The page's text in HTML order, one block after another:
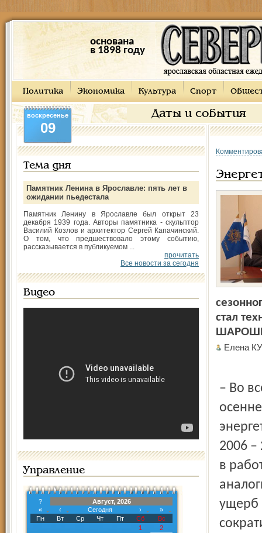
основана
в 1898 году
Политика Экономика Культура Спорт
Даты и события
воскресенье
09
Тема дня
Памятник Ленина в Ярославле: пять лет в
ожидании пьедестала
Памятник Ленину в Ярославле был открыт 23
декабря 1939 года. Авторы памятника - скульптор
Василий Козлов и архитектор Сергей Капачинский.
О том, что предшествовало этому событию,
рассказывается в публикуемом ...
прочитать
Все новости за сегодня
Видео
Управление
?
Август, 2026
«
‹ Сегодня ›
»
Пн
Вт Ср Чт Пт Сб
Вс
1
2
стал
Елена
– Во
2006 –
в
ущерб